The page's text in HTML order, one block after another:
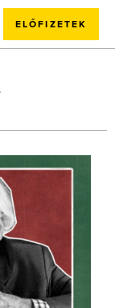
ELŐFIZETEK